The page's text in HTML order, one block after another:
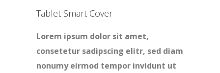
Tablet Smart Cover
Lorem ipsum dolor sit amet,
consetetur sadipscing elitr, sed diam
nonumy eirmod tempor invidunt ut